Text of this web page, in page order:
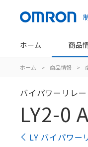
ホーム 商品
ホーム > 商品情報 >
バイパワーリレー
LY2-0
LY バイパワー